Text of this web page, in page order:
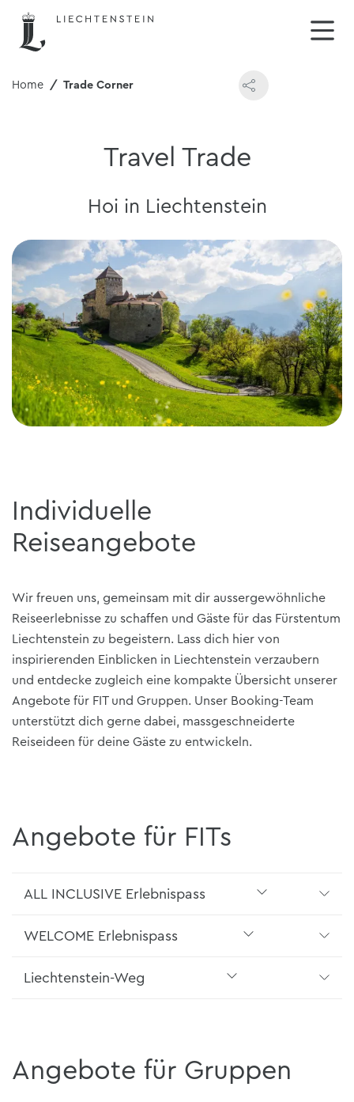
Home Trade Corner
Travel Trade
Hoi in Liechtenstein
Individuelle
Reiseangebote
Wir freuen uns, gemeinsam mit dir aussergewöhnliche
Reiseerlebnisse zu schaffen und Gäste für das Fürstentum
Liechtenstein zu begeistern. Lass dich hier von
inspirierenden Einblicken in Liechtenstein verzaubern
und entdecke zugleich eine kompakte Übersicht unserer
Angebote für FIT und Gruppen. Unser Booking-Team
unterstützt dich gerne dabei, massgeschneiderte
Reiseideen für deine Gäste zu entwickeln.
Angebote für FITs
ALL INCLUSIVE Erlebnispass
WELCOME Erlebnispass
Liechtenstein-Weg
Angebote für Gruppen